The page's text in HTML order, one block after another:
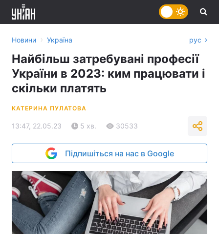
Новини › Україна рус
Найбільш затребувані професії
України в 2023: ким працювати і
скільки платять
КАТЕРИНА ПУЛАТОВА
13:47, 22.05.23 5 хв. 30533
Підпишіться на нас в Google